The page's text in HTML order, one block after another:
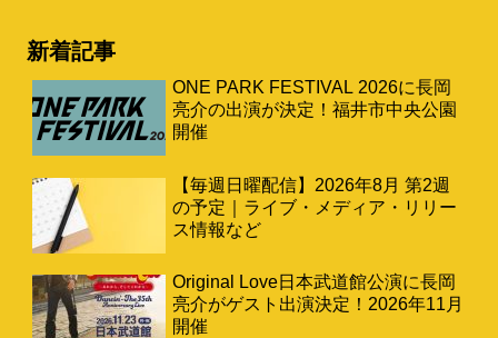
新着記事
ONE PARK FESTIVAL 2026に長岡
亮介の出演が決定！福井市中央公園
開催
【毎週日曜配信】2026年8月 第2週
の予定｜ライブ・メディア・リリー
ス情報など
Original Love日本武道館公演に長岡
亮介がゲスト出演決定！2026年11月
開催